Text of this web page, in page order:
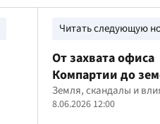
Читать следующую
От захвата офиса
Компартии до
Минобороны: кто
Юрий Дедовец
Земля, скандалы и
8.06.2026 12:00